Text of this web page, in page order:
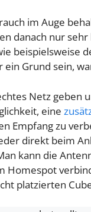
im Auge
danach nur
beispielsweise
Grund sein,
Netz geben
eine
Empfang zu
direkt beim
kann die
Homespot
platzierten